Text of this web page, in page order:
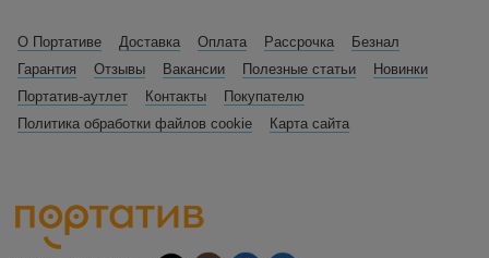
О Портативе Доставка Оплата Рассрочка
Безнал
Гарантия
Отзывы Вакансии Полезные статьи
Новинки
Портатив-аутлет
Контакты
Покупателю
Политика обработки файлов cookie
Карта сайта